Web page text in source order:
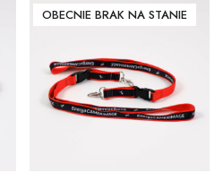
OBECNIE BRAK NA STANIE